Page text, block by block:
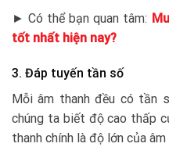
► Có thể bạn quan tâm:
tốt nhất hiện nay?
3. Đáp tuyến tần số
Mỗi âm thanh đều có tần
chúng ta biết độ cao thấp
thanh chính là độ lớn của